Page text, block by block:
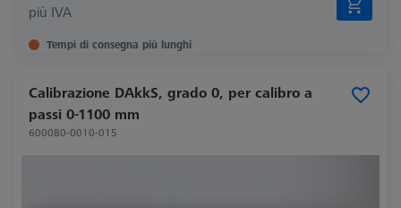
più IVA
Tempi di consegna più lunghi
Calibrazione DAkkS, grado 0, per calibro a
passi 0-1100 mm
600080-0010-015